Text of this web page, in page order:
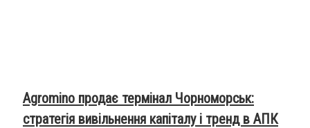
Agromino продає термінал Чорноморськ:
стратегія вивільнення капіталу і тренд в АПК